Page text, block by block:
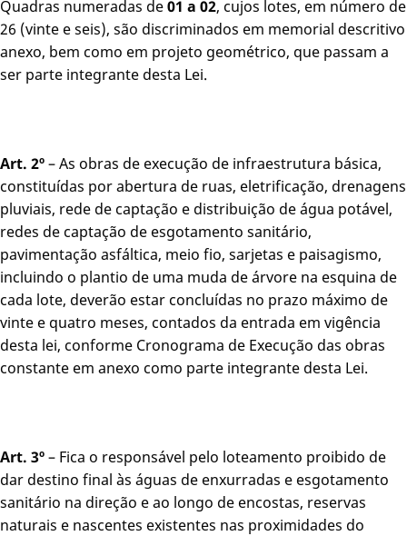
Quadras numeradas de01 a 02, cujos lotes, em número de
26 (vinte e seis), são discriminados em memorial descritivo
anexo, bem como em projeto geométrico, que passam a
ser parte integrante desta Lei.
Art. 2º– As obras de execução de infraestrutura básica,
constituídas por abertura de ruas, eletrificação, drenagens
pluviais, rede de captação e distribuição de água potável,
redes de captação de esgotamento sanitário,
pavimentação asfáltica, meio fio, sarjetas e paisagismo,
incluindo o plantio de uma muda de árvore na esquina de
cada lote, deverão estar concluídas no prazo máximo de
vinte e quatro meses, contados da entrada em vigência
desta lei, conforme Cronograma de Execução das obras
constante em anexo como parte integrante desta Lei.
Art. 3º– Fica o responsável pelo loteamento proibido de
dar destino final às águas de enxurradas e esgotamento
sanitário na direção e ao longo de encostas, reservas
naturais e nascentes existentes nas proximidades do